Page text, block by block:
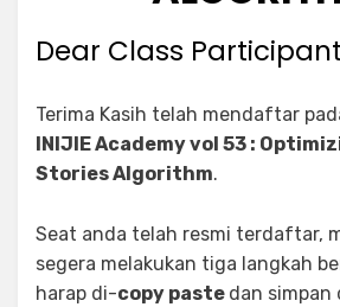
Dear Class
Terima Kasih telah mendaftar
INIJIE Academy vol 53 :
Stories Algorithm.
Seat anda telah resmi terdaftar,
segera melakukan tiga langkah
harap di-copy paste dan simpan